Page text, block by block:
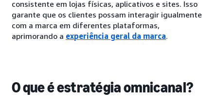
consistente em lojas físicas, aplicativos e sites. Isso
garante que os clientes possam interagir igualmente
com a marca em diferentes plataformas,
aprimorando a experiência geral da marca.
O que é estratégia omnicanal?